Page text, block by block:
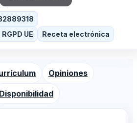
UE
Receta electrónica
Opiniones
Disponibilidad